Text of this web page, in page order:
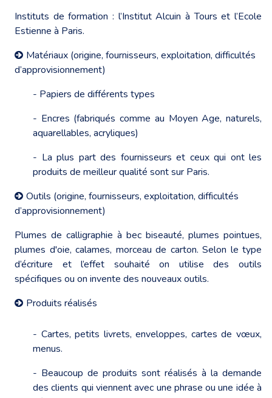
Instituts de formation : l’Institut Alcuin à Tours et l’Ecole
Estienne à Paris.
Matériaux (origine, fournisseurs, exploitation, difficultés
d’approvisionnement)
- Papiers de différents types
- Encres (fabriqués comme au Moyen Age, naturels,
aquarellables, acryliques)
- La plus part des fournisseurs et ceux qui ont les
produits de meilleur qualité sont sur Paris.
Outils (origine, fournisseurs, exploitation, difficultés
d’approvisionnement)
Plumes de calligraphie à bec biseauté, plumes pointues,
plumes d'oie, calames, morceau de carton. Selon le type
d’écriture et l’effet souhaité on utilise des outils
spécifiques ou on invente des nouveaux outils.
Produits réalisés
- Cartes, petits livrets, enveloppes, cartes de vœux,
menus.
- Beaucoup de produits sont réalisés à la demande
des clients qui viennent avec une phrase ou une idée à